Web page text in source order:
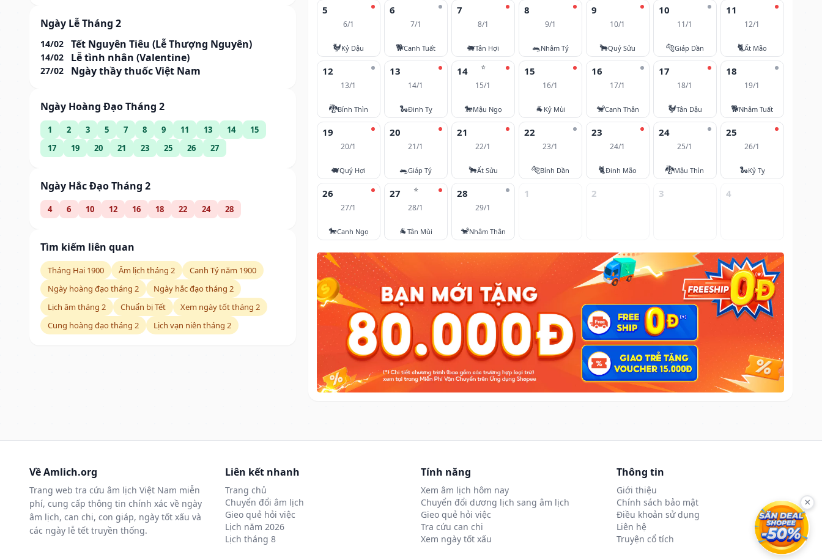
Ngày Lễ Tháng 2
14/02 Tết Nguyên Tiêu (Lễ Thượng Nguyên)
14/02 Lễ tình nhân (Valentine)
27/02 Ngày thầy thuốc Việt Nam
Ngày Hoàng Đạo Tháng 2
1 2 3 5 7 8 9 11 13 14
15
17
19 20 21 23 25 26 27
Ngày Hắc Đạo Tháng 2
4 6 10 12 16 18 22 24 28
Tìm kiếm liên quan
Tháng Hai 1900 Âm lịch tháng 2
Canh Tý năm 1900
Ngày hoàng đạo tháng 2
Ngày hắc đạo tháng 2
Lịch âm tháng 2
Chuẩn bị Tết
Xem ngày tốt tháng 2
Cung hoàng đạo tháng 2
Lịch vạn niên tháng 2
5
6/1
🐓Kỷ Dậu
6
7/1
🐕Canh Tuất
7
8/1
🐖Tân Hợi
8
9/1
🐀Nhâm Tý
9
10/1
🐂Quý Sửu
10
11/1
🐅Giáp Dần
11
12/1
🐈Ất Mão
12
13/1
🐉Bính Thìn
13
14/1
🐍Đinh Tỵ
⭐
14
15/1
🐎Mậu Ngọ
15
16/1
🐐 Kỷ Mùi
16
17/1
🐒Canh Thân
17
18/1
🐓Tân Dậu
18
19/1
🐕Nhâm Tuất
19
20/1
🐖Quý Hợi
20
21/1
🐀Giáp Tý
21
22/1
🐂Ất Sửu
22
23/1
🐅Bính Dần
23
24/1
🐈Đinh Mão
24
25/1
🐉Mậu Thìn
25
26/1
🐍Kỷ Tỵ
26
27/1
🐎Canh Ngọ
⭐
27
28/1
🐐Tân Mùi
28
29/1
🐒Nhâm Thân
1 2 3 4
Về Amlich.org
Trang web tra cứu âm lịch Việt Nam miễn
phí, cung cấp thông tin chính xác về ngày
âm lịch, can chi, con giáp, ngày tốt xấu và
các ngày lễ tết truyền thống.
Liên kết nhanh
Trang chủ
Chuyển đổi âm lịch
Gieo quẻ hỏi việc
Lịch năm 2026
Lịch tháng 8
Tính năng
Xem âm lịch hôm nay
Chuyển đổi dương lịch sang âm lịch
Gieo quẻ hỏi việc
Tra cứu can chi
Xem ngày tốt xấu
Thông tin
Giới thiệu
Chính sách bảo mật
Điều khoản sử dụng
Liên hệ
Truyện cổ tích
×